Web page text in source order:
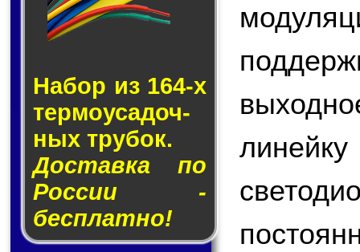
Набор из 164-х
тер­мо­у­са­доч­
ных тру­бок.
Доставка по
России -
бесплатно!